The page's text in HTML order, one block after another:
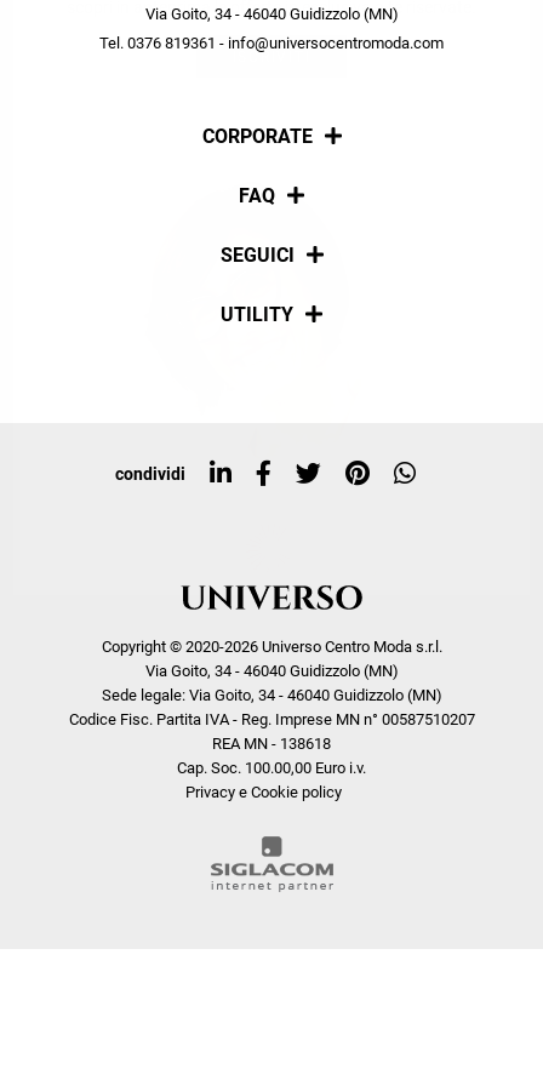
Via Goito, 34 - 46040 Guidizzolo (MN)
Tel. 0376 819361 - info@universocentromoda.com
CORPORATE
Chi siamo
FAQ
Pagamenti
SEGUICI
Social
UTILITY
Top ricerche
condividi
Copyright © 2020-2026 Universo Centro Moda s.r.l.
Via Goito, 34 - 46040 Guidizzolo (MN)
Sede legale: Via Goito, 34 - 46040 Guidizzolo (MN)
Codice Fisc. Partita IVA - Reg. Imprese MN n° 00587510207
REA MN - 138618
Cap. Soc. 100.00,00 Euro i.v.
Privacy e Cookie policy
scopri in anteprima le offerte in esclusiva a te riservate.
ISCRIVITI